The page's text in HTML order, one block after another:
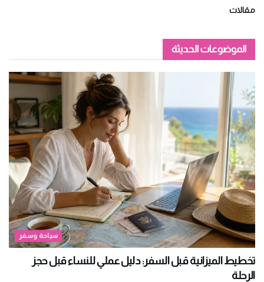
مقالات
الموضوعات الحديثة
سياحة وسفر
تخطيط الميزانية قبل السفر: دليل عملي للنساء قبل حجز
الرحلة